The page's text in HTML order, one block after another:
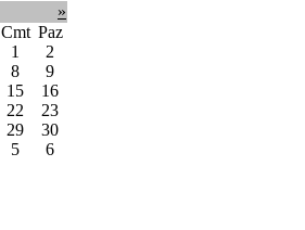
»
Cmt Paz
1
2
8
9
15
16
22
23
29
30
5 6